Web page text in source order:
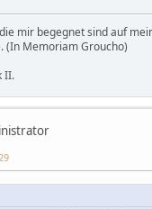
mir begegnet sind auf
(In Memoriam Groucho)
II.